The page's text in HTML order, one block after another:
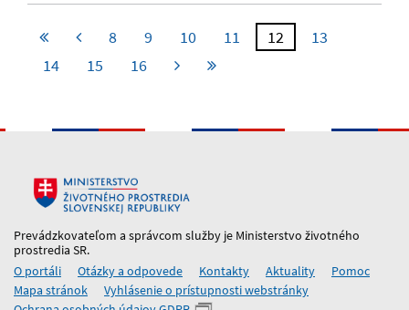
8 9 10 11 12
13
14
15 16
Prevádzkovateľom a správcom služby je Ministerstvo životného
prostredia SR.
O portáli
Otázky a odpovede Kontakty Aktuality
Pomoc
Mapa stránok
Vyhlásenie o prístupnosti webstránky